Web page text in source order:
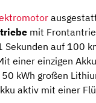
mit
Sekunden auf 100
einer einzigen
kWh großen
aktiv mit einer